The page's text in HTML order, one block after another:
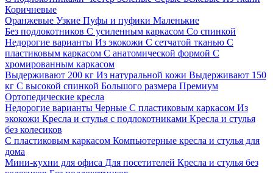
Коричневые
Оранжевые Узкие Пуфы и пуфики Маленькие
Без подлокотников С усиленным каркасом Со спинкой
Недорогие варианты Из экокожи С сетчатой тканью С
пластиковым каркасом С анатомической формой С
хромированным каркасом
Выдерживают 200 кг Из натуральной кожи Выдерживают 150
кг С высокой спинкой Большого размера Премиум
Ортопедические кресла
Недорогие варианты Черные С пластиковым каркасом Из
экокожи Кресла и стулья с подлокотниками Кресла и стулья
без колесиков
С пластиковым каркасом Компьютерные кресла и стулья для
дома
Мини-кухни для офиса Для посетителей Кресла и стулья без